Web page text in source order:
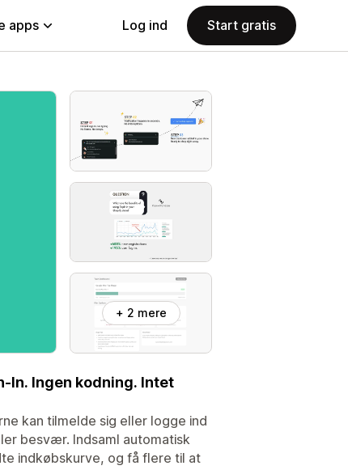
apps Log ind Start gratis
+ 2 mere
In. Ingen kodning. Intet
kan tilmelde sig eller logge ind
besvær. Indsaml automatisk
indkøbskurve, og få flere til at